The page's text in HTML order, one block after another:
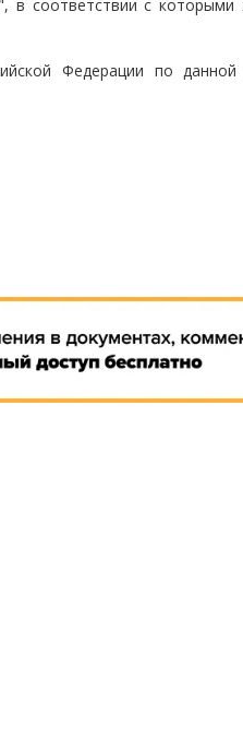
в соответствии с
Федерации по